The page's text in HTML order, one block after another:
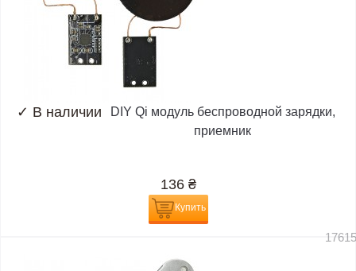
✓ В наличии
DIY Qi модуль беспроводной зарядки,
приемник
136 ₴
Купить